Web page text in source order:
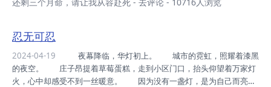
第一次当坏孩子，感到非常刺激。 尽管对别的同学来说，逃课或许
只是家常便饭。 “那我们下午去哪？”苏雨蝶往庄子昂身边靠了靠。
少女幽幽的体香，直往鼻孔里钻。 不知不觉，两人就从陌生
人，变成了“我们”。 庄子昂想了想，然后问...
忍无可忍
2024-04-19
的夜空。 庄子昂提着草莓蛋糕，走到小区门口，抬头仰望着万家灯
火，心中却感受不到一丝暖意。 因为没有一盏灯，是为自己而亮。